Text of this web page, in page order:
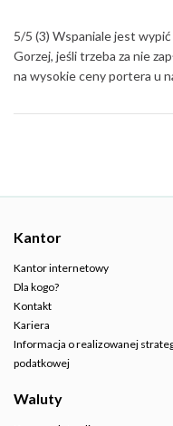
5/5 (3) Wspaniale jest
Gorzej, jeśli trzeba za nie
na wysokie ceny portera u
Kantor
Kantor internetowy
Dla kogo?
Kontakt
Kariera
Informacja o realizowanej
podatkowej
Waluty